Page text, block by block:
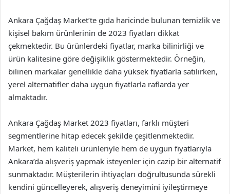
Ankara Çağdaş Market’te gıda haricinde bulunan temizlik ve
kişisel bakım ürünlerinin de 2023 fiyatları dikkat
çekmektedir. Bu ürünlerdeki fiyatlar, marka bilinirliği ve
ürün kalitesine göre değişiklik göstermektedir. Örneğin,
bilinen markalar genellikle daha yüksek fiyatlarla satılırken,
yerel alternatifler daha uygun fiyatlarla raflarda yer
almaktadır.
Ankara Çağdaş Market 2023 fiyatları, farklı müşteri
segmentlerine hitap edecek şekilde çeşitlenmektedir.
Market, hem kaliteli ürünleriyle hem de uygun fiyatlarıyla
Ankara’da alışveriş yapmak isteyenler için cazip bir alternatif
sunmaktadır. Müşterilerin ihtiyaçları doğrultusunda sürekli
kendini güncelleyerek, alışveriş deneyimini iyileştirmeye